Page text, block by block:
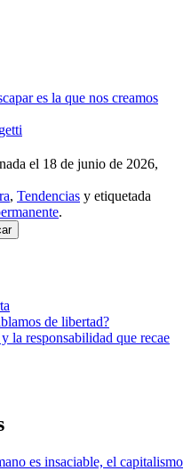
es la que nos creamos
el 18 de junio de 2026,
, Tendencias y etiquetada
.
de libertad?
la responsabilidad que recae
es insaciable, el capitalismo